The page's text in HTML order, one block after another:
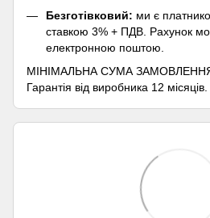
Безготівковий: ми є
ставкою 3% + ПДВ. Рахунок
електронною поштою.
МІНІМАЛЬНА СУМА
Гарантія від виробника 12 місяців.